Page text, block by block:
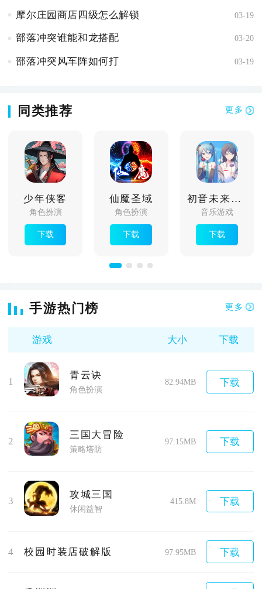
摩尔庄园商店四级怎么解锁 03-19
部落冲突谁能和龙搭配 03-20
部落冲突风车阵如何打 03-19
同类推荐 更多
少年侠客
角色扮演
下载
仙魔圣域
角色扮演
下载
初音未来缤纷舞台
音乐游戏
下载
手游热门榜 更多
游戏 大小 下载
1
青云诀
角色扮演
82.94MB 下载
2
三国大冒险
策略塔防
97.15MB 下载
3
攻城三国
休闲益智
415.8M 下载
4 校园时装店破解版 97.95MB 下载